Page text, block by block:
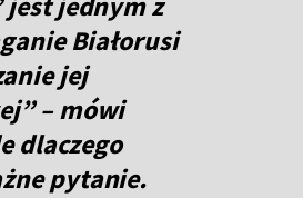
Białorusi
jej
– mówi
dlaczego
pytanie.